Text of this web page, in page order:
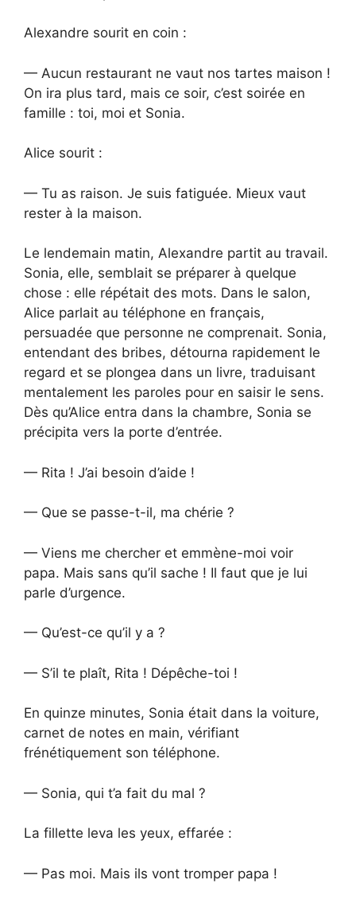
Alexandre sourit en coin :
— Aucun restaurant ne vaut nos tartes maison !
On ira plus tard, mais ce soir, c’est soirée en
famille : toi, moi et Sonia.
Alice sourit :
— Tu as raison. Je suis fatiguée. Mieux vaut
rester à la maison.
Le lendemain matin, Alexandre partit au travail.
Sonia, elle, semblait se préparer à quelque
chose : elle répétait des mots. Dans le salon,
Alice parlait au téléphone en français,
persuadée que personne ne comprenait. Sonia,
entendant des bribes, détourna rapidement le
regard et se plongea dans un livre, traduisant
mentalement les paroles pour en saisir le sens.
Dès qu’Alice entra dans la chambre, Sonia se
précipita vers la porte d’entrée.
— Rita ! J’ai besoin d’aide !
— Que se passe-t-il, ma chérie ?
— Viens me chercher et emmène-moi voir
papa. Mais sans qu’il sache ! Il faut que je lui
parle d’urgence.
— Qu’est-ce qu’il y a ?
— S’il te plaît, Rita ! Dépêche-toi !
En quinze minutes, Sonia était dans la voiture,
carnet de notes en main, vérifiant
frénétiquement son téléphone.
— Sonia, qui t’a fait du mal ?
La fillette leva les yeux, effarée :
— Pas moi. Mais ils vont tromper papa !